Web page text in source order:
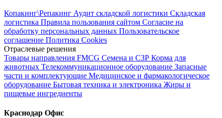
Копакинг\Репакинг Аудит складской логистики Складская
логистика Правила пользования сайтом Согласие на
обработку персональных данных Пользовательское
соглашение Политика Cookies
Отраслевые решения
Товары направления FMCG Семена и СЗР Корма для
животных Телекоммуникационное оборудование Запасные
части и комплектующие Медицинское и фармакологическое
оборудование Бытовая техника и электроника Жиры и
пищевые ингредиенты
Краснодар Офис